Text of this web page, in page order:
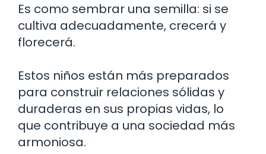
Es como sembrar una semilla: si se
cultiva adecuadamente, crecerá y
florecerá.
Estos niños están más preparados
para construir relaciones sólidas y
duraderas en sus propias vidas, lo
que contribuye a una sociedad más
armoniosa.